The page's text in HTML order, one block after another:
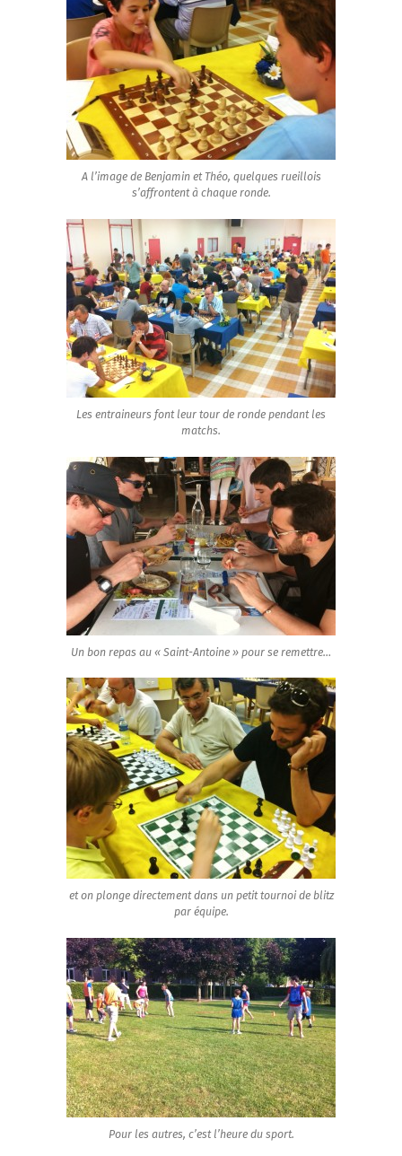
A l’image de Benjamin et Théo, quelques rueillois
s’affrontent à chaque ronde.
Les entraineurs font leur tour de ronde pendant les
matchs.
Un bon repas au « Saint-Antoine » pour se remettre…
et on plonge directement dans un petit tournoi de blitz
par équipe.
Pour les autres, c’est l’heure du sport.